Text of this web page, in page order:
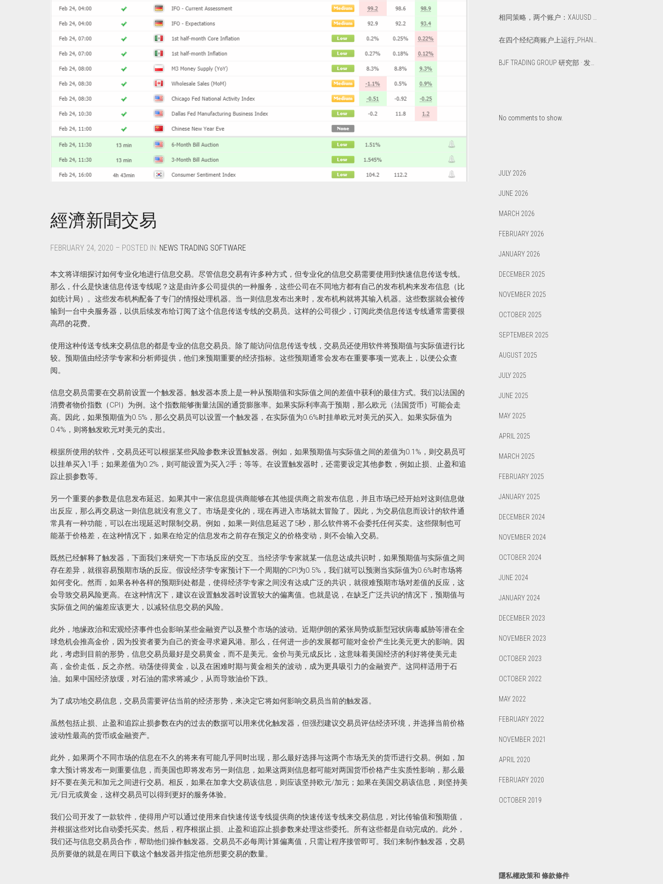
經濟新聞交易
FEBRUARY 24, 2020 – POSTED IN: NEWS TRADING SOFTWARE
本文将详细探讨如何专业化地进行信息交易。尽管信息交易有许多种方式，但专业化的信息交易需要使用到快速信息传送专线。
那么，什么是快速信息传送专线呢？这是由许多公司提供的一种服务，这些公司在不同地方都有自己的发布机构来发布信息（比
如统计局）。这些发布机构配备了专门的情报处理机器。当一则信息发布出来时，发布机构就将其输入机器。这些数据就会被传
输到一台中央服务器，以供后续发布给订阅了这个信息传送专线的交易员。这样的公司很少，订阅此类信息传送专线通常需要很
高昂的花费。
使用这种传送专线来交易信息的都是专业的信息交易员。除了能访问信息传送专线，交易员还使用软件将预期值与实际值进行比
较。预期值由经济学专家和分析师提供，他们来预期重要的经济指标。这些预期通常会发布在重要事项一览表上，以便公众查
阅。
信息交易员需要在交易前设置一个触发器。触发器本质上是一种从预期值和实际值之间的差值中获利的最佳方式。我们以法国的
消费者物价指数（CPI）为例。这个指数能够衡量法国的通货膨胀率。如果实际利率高于预期，那么欧元（法国货币）可能会走
高。因此，如果预期值为0.5%，那么交易员可以设置一个触发器，在实际值为0.6%时挂单欧元对美元的买入。如果实际值为
0.4%，则将触发欧元对美元的卖出。
根据所使用的软件，交易员还可以根据某些风险参数来设置触发器。例如，如果预期值与实际值之间的差值为0.1%，则交易员可
以挂单买入1手；如果差值为0.2%，则可能设置为买入2手；等等。在设置触发器时，还需要设定其他参数，例如止损、止盈和追
踪止损参数等。
另一个重要的参数是信息发布延迟。如果其中一家信息提供商能够在其他提供商之前发布信息，并且市场已经开始对这则信息做
出反应，那么再交易这一则信息就没有意义了。市场是变化的，现在再进入市场就太冒险了。因此，为交易信息而设计的软件通
常具有一种功能，可以在出现延迟时限制交易。例如，如果一则信息延迟了5秒，那么软件将不会委托任何买卖。这些限制也可
能基于价格差，在这种情况下，如果在给定的信息发布之前存在预定义的价格变动，则不会输入交易。
既然已经解释了触发器，下面我们来研究一下市场反应的交互。当经济学专家就某一信息达成共识时，如果预期值与实际值之间
存在差异，就很容易预期市场的反应。假设经济学专家预计下一个周期的CPI为0.5%，我们就可以预测当实际值为0.6%时市场将
如何变化。然而，如果各种各样的预期到处都是，使得经济学专家之间没有达成广泛的共识，就很难预期市场对差值的反应，这
会导致交易风险更高。在这种情况下，建议在设置触发器时设置较大的偏离值。也就是说，在缺乏广泛共识的情况下，预期值与
实际值之间的偏差应该更大，以减轻信息交易的风险。
此外，地缘政治和宏观经济事件也会影响某些金融资产以及整个市场的波动。近期伊朗的紧张局势或新型冠状病毒威胁等潜在全
球危机会推高金价，因为投资者要为自己的资金寻求避风港。那么，任何进一步的发展都可能对金价产生比美元更大的影响。因
此，考虑到目前的形势，信息交易员最好是交易黄金，而不是美元。金价与美元成反比，这意味着美国经济的利好将使美元走
高，金价走低，反之亦然。动荡使得黄金，以及在困难时期与黄金相关的波动，成为更具吸引力的金融资产。这同样适用于石
油。如果中国经济放缓，对石油的需求将减少，从而导致油价下跌。
为了成功地交易信息，交易员需要评估当前的经济形势，来决定它将如何影响交易员当前的触发器。
虽然包括止损、止盈和追踪止损参数在内的过去的数据可以用来优化触发器，但强烈建议交易员评估经济环境，并选择当前价格
波动性最高的货币或金融资产。
此外，如果两个不同市场的信息在不久的将来有可能几乎同时出现，那么最好选择与这两个市场无关的货币进行交易。例如，加
拿大预计将发布一则重要信息，而美国也即将发布另一则信息，如果这两则信息都可能对两国货币价格产生实质性影响，那么最
好不要在美元和加元之间进行交易。相反，如果在加拿大交易该信息，则应该坚持欧元/加元；如果在美国交易该信息，则坚持美
元/日元或黄金，这样交易员可以得到更好的服务体验。
我们公司开发了一款软件，使得用户可以通过使用来自快速传送专线提供商的快速传送专线来交易信息，对比传输值和预期值，
并根据这些对比自动委托买卖。然后，程序根据止损、止盈和追踪止损参数来处理这些委托。所有这些都是自动完成的。此外，
我们还与信息交易员合作，帮助他们操作触发器。交易员不必每周计算偏离值，只需让程序接管即可。我们来制作触发器，交易
员所要做的就是在周日下载这个触发器并指定他所想要交易的数量。
BJF TRADING GROUP 研究部 · 发布于 2026年3月
No comments to show.
JULY 2026
JUNE 2026
MARCH 2026
FEBRUARY 2026
JANUARY 2026
DECEMBER 2025
NOVEMBER 2025
OCTOBER 2025
SEPTEMBER 2025
AUGUST 2025
JULY 2025
JUNE 2025
MAY 2025
APRIL 2025
MARCH 2025
FEBRUARY 2025
JANUARY 2025
DECEMBER 2024
NOVEMBER 2024
OCTOBER 2024
JUNE 2024
JANUARY 2024
DECEMBER 2023
NOVEMBER 2023
OCTOBER 2023
OCTOBER 2022
MAY 2022
FEBRUARY 2022
NOVEMBER 2021
APRIL 2020
FEBRUARY 2020
OCTOBER 2019
隱私權政策和 條款條件